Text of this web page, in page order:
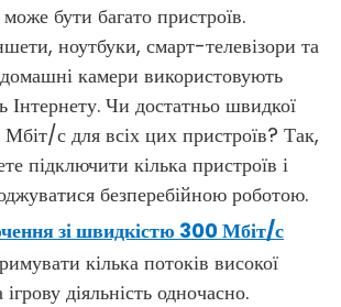
бути багато пристроїв.
ноутбуки, смарт-телевізори та
камери використовують
Інтернету. Чи достатньо швидкої
с для всіх цих пристроїв? Так,
підключити кілька пристроїв і
безперебійною роботою.
зі швидкістю 300 Мбіт/с
кілька потоків високої
ігрову діяльність одночасно.